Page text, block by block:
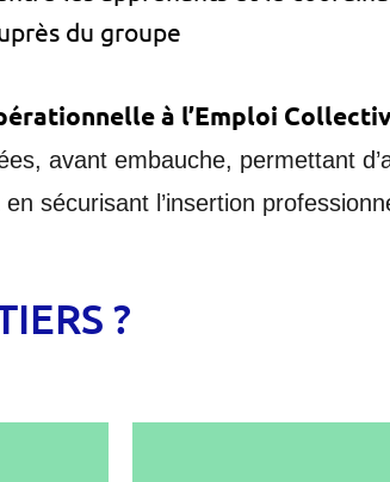
du groupe
à l’Emploi
avant embauche, permettant
sécurisant l’insertion
?